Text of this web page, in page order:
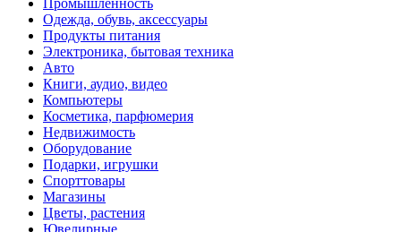
Промышленность
Одежда, обувь, аксессуары
Продукты питания
Электроника, бытовая техника
Авто
Книги, аудио, видео
Компьютеры
Косметика, парфюмерия
Недвижимость
Оборудование
Подарки, игрушки
Спорттовары
Магазины
Цветы, растения